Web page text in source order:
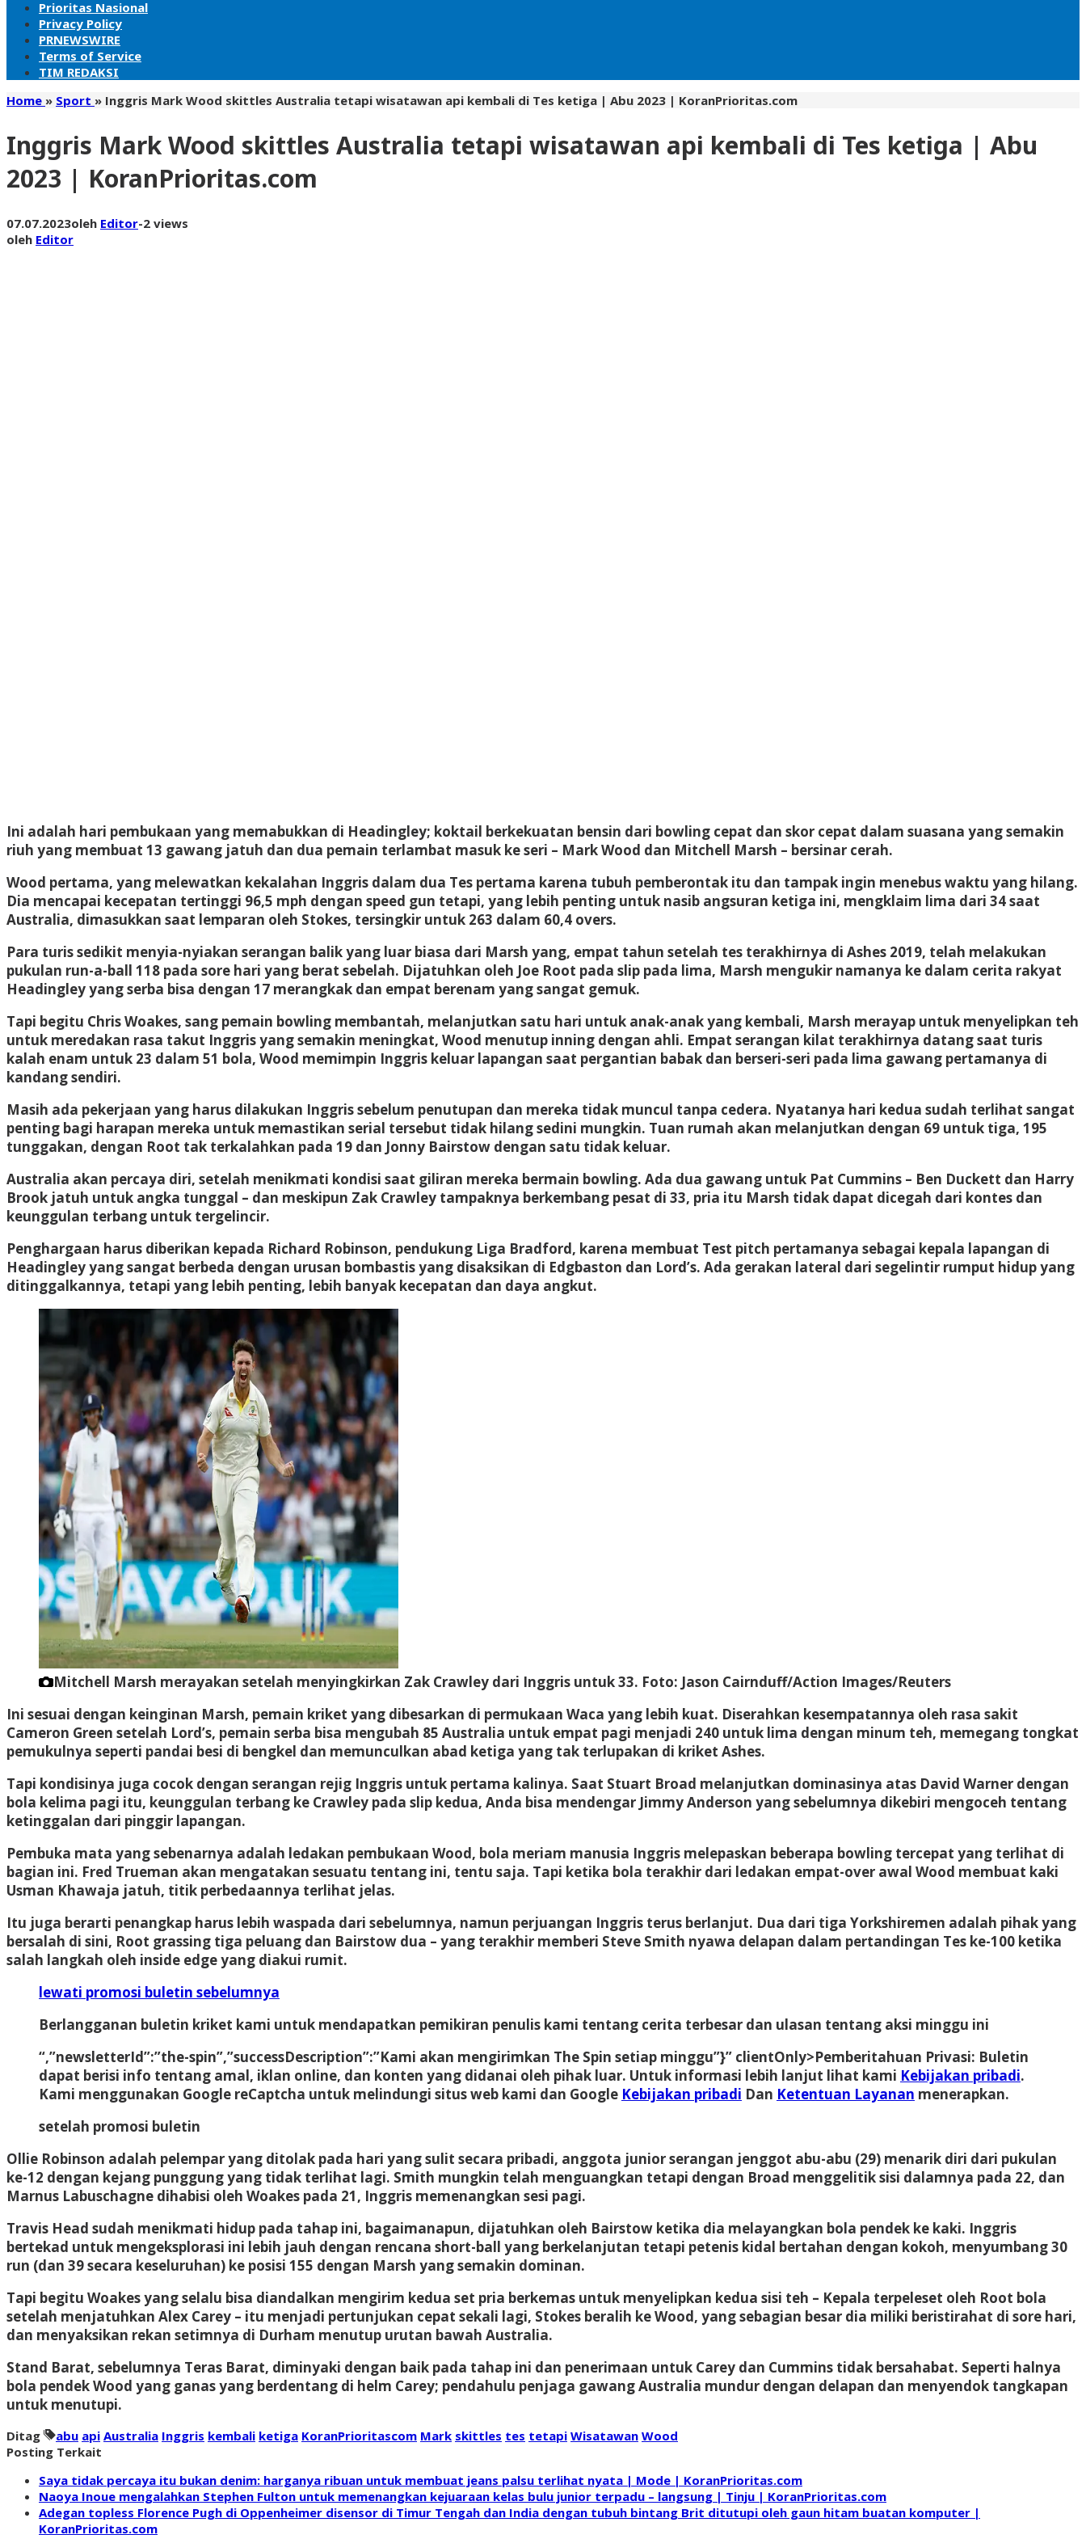
Prioritas Nasional
Privacy Policy
PRNEWSWIRE
Terms of Service
TIM REDAKSI
Home » Sport » Inggris Mark Wood skittles Australia tetapi wisatawan api kembali di Tes ketiga | Abu 2023 | KoranPrioritas.com
Inggris Mark Wood skittles Australia tetapi wisatawan api kembali di Tes ketiga | Abu
2023 | KoranPrioritas.com
07.07.2023oleh Editor-2 views
oleh Editor
Ini adalah hari pembukaan yang memabukkan di Headingley; koktail berkekuatan bensin dari bowling cepat dan skor cepat dalam suasana yang semakin
riuh yang membuat 13 gawang jatuh dan dua pemain terlambat masuk ke seri – Mark Wood dan Mitchell Marsh – bersinar cerah.
Wood pertama, yang melewatkan kekalahan Inggris dalam dua Tes pertama karena tubuh pemberontak itu dan tampak ingin menebus waktu yang hilang.
Dia mencapai kecepatan tertinggi 96,5 mph dengan speed gun tetapi, yang lebih penting untuk nasib angsuran ketiga ini, mengklaim lima dari 34 saat
Australia, dimasukkan saat lemparan oleh Stokes, tersingkir untuk 263 dalam 60,4 overs.
Para turis sedikit menyia-nyiakan serangan balik yang luar biasa dari Marsh yang, empat tahun setelah tes terakhirnya di Ashes 2019, telah melakukan
pukulan run-a-ball 118 pada sore hari yang berat sebelah. Dijatuhkan oleh Joe Root pada slip pada lima, Marsh mengukir namanya ke dalam cerita rakyat
Headingley yang serba bisa dengan 17 merangkak dan empat berenam yang sangat gemuk.
Tapi begitu Chris Woakes, sang pemain bowling membantah, melanjutkan satu hari untuk anak-anak yang kembali, Marsh merayap untuk menyelipkan teh
untuk meredakan rasa takut Inggris yang semakin meningkat, Wood menutup inning dengan ahli. Empat serangan kilat terakhirnya datang saat turis
kalah enam untuk 23 dalam 51 bola, Wood memimpin Inggris keluar lapangan saat pergantian babak dan berseri-seri pada lima gawang pertamanya di
kandang sendiri.
Masih ada pekerjaan yang harus dilakukan Inggris sebelum penutupan dan mereka tidak muncul tanpa cedera. Nyatanya hari kedua sudah terlihat sangat
penting bagi harapan mereka untuk memastikan serial tersebut tidak hilang sedini mungkin. Tuan rumah akan melanjutkan dengan 69 untuk tiga, 195
tunggakan, dengan Root tak terkalahkan pada 19 dan Jonny Bairstow dengan satu tidak keluar.
Australia akan percaya diri, setelah menikmati kondisi saat giliran mereka bermain bowling. Ada dua gawang untuk Pat Cummins – Ben Duckett dan Harry
Brook jatuh untuk angka tunggal – dan meskipun Zak Crawley tampaknya berkembang pesat di 33, pria itu Marsh tidak dapat dicegah dari kontes dan
keunggulan terbang untuk tergelincir.
Penghargaan harus diberikan kepada Richard Robinson, pendukung Liga Bradford, karena membuat Test pitch pertamanya sebagai kepala lapangan di
Headingley yang sangat berbeda dengan urusan bombastis yang disaksikan di Edgbaston dan Lord’s. Ada gerakan lateral dari segelintir rumput hidup yang
ditinggalkannya, tetapi yang lebih penting, lebih banyak kecepatan dan daya angkut.
Mitchell Marsh merayakan setelah menyingkirkan Zak Crawley dari Inggris untuk 33. Foto: Jason Cairnduff/Action Images/Reuters
Ini sesuai dengan keinginan Marsh, pemain kriket yang dibesarkan di permukaan Waca yang lebih kuat. Diserahkan kesempatannya oleh rasa sakit
Cameron Green setelah Lord’s, pemain serba bisa mengubah 85 Australia untuk empat pagi menjadi 240 untuk lima dengan minum teh, memegang tongkat
pemukulnya seperti pandai besi di bengkel dan memunculkan abad ketiga yang tak terlupakan di kriket Ashes.
Tapi kondisinya juga cocok dengan serangan rejig Inggris untuk pertama kalinya. Saat Stuart Broad melanjutkan dominasinya atas David Warner dengan
bola kelima pagi itu, keunggulan terbang ke Crawley pada slip kedua, Anda bisa mendengar Jimmy Anderson yang sebelumnya dikebiri mengoceh tentang
ketinggalan dari pinggir lapangan.
Pembuka mata yang sebenarnya adalah ledakan pembukaan Wood, bola meriam manusia Inggris melepaskan beberapa bowling tercepat yang terlihat di
bagian ini. Fred Trueman akan mengatakan sesuatu tentang ini, tentu saja. Tapi ketika bola terakhir dari ledakan empat-over awal Wood membuat kaki
Usman Khawaja jatuh, titik perbedaannya terlihat jelas.
Itu juga berarti penangkap harus lebih waspada dari sebelumnya, namun perjuangan Inggris terus berlanjut. Dua dari tiga Yorkshiremen adalah pihak yang
bersalah di sini, Root grassing tiga peluang dan Bairstow dua – yang terakhir memberi Steve Smith nyawa delapan dalam pertandingan Tes ke-100 ketika
salah langkah oleh inside edge yang diakui rumit.
lewati promosi buletin sebelumnya
Berlangganan buletin kriket kami untuk mendapatkan pemikiran penulis kami tentang cerita terbesar dan ulasan tentang aksi minggu ini
“,”newsletterId”:”the-spin”,”successDescription”:”Kami akan mengirimkan The Spin setiap minggu”}” clientOnly>Pemberitahuan Privasi: Buletin
dapat berisi info tentang amal, iklan online, dan konten yang didanai oleh pihak luar. Untuk informasi lebih lanjut lihat kami Kebijakan pribadi.
Kami menggunakan Google reCaptcha untuk melindungi situs web kami dan Google Kebijakan pribadi Dan Ketentuan Layanan menerapkan.
setelah promosi buletin
Ollie Robinson adalah pelempar yang ditolak pada hari yang sulit secara pribadi, anggota junior serangan jenggot abu-abu (29) menarik diri dari pukulan
ke-12 dengan kejang punggung yang tidak terlihat lagi. Smith mungkin telah menguangkan tetapi dengan Broad menggelitik sisi dalamnya pada 22, dan
Marnus Labuschagne dihabisi oleh Woakes pada 21, Inggris memenangkan sesi pagi.
Travis Head sudah menikmati hidup pada tahap ini, bagaimanapun, dijatuhkan oleh Bairstow ketika dia melayangkan bola pendek ke kaki. Inggris
bertekad untuk mengeksplorasi ini lebih jauh dengan rencana short-ball yang berkelanjutan tetapi petenis kidal bertahan dengan kokoh, menyumbang 30
run (dan 39 secara keseluruhan) ke posisi 155 dengan Marsh yang semakin dominan.
Tapi begitu Woakes yang selalu bisa diandalkan mengirim kedua set pria berkemas untuk menyelipkan kedua sisi teh – Kepala terpeleset oleh Root bola
setelah menjatuhkan Alex Carey – itu menjadi pertunjukan cepat sekali lagi, Stokes beralih ke Wood, yang sebagian besar dia miliki beristirahat di sore hari,
dan menyaksikan rekan setimnya di Durham menutup urutan bawah Australia.
Stand Barat, sebelumnya Teras Barat, diminyaki dengan baik pada tahap ini dan penerimaan untuk Carey dan Cummins tidak bersahabat. Seperti halnya
bola pendek Wood yang ganas yang berdentang di helm Carey; pendahulu penjaga gawang Australia mundur dengan delapan dan menyendok tangkapan
untuk menutupi.
Ditag abu api Australia Inggris kembali ketiga KoranPrioritascom Mark skittles tes tetapi Wisatawan Wood
Posting Terkait
Saya tidak percaya itu bukan denim: harganya ribuan untuk membuat jeans palsu terlihat nyata | Mode | KoranPrioritas.com
Naoya Inoue mengalahkan Stephen Fulton untuk memenangkan kejuaraan kelas bulu junior terpadu – langsung | Tinju | KoranPrioritas.com
Adegan topless Florence Pugh di Oppenheimer disensor di Timur Tengah dan India dengan tubuh bintang Brit ditutupi oleh gaun hitam buatan komputer |
KoranPrioritas.com